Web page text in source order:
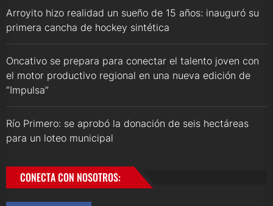
Arroyito hizo realidad un sueño de 15 años: inauguró su
primera cancha de hockey sintética
Oncativo se prepara para conectar el talento joven con
el motor productivo regional en una nueva edición de
“Impulsa”
Río Primero: se aprobó la donación de seis hectáreas
para un loteo municipal
CONECTA CON NOSOTROS: